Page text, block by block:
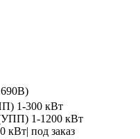
1-300 кВт
1-1200 кВт
кВт| под заказ